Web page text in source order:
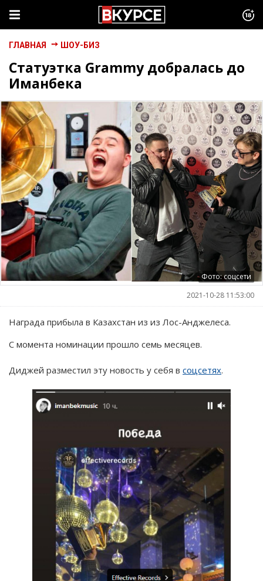
ГЛАВНАЯ ШОУ-БИЗ
Статуэтка Grammy добралась до
Иманбека
Фото: соцсети
2021-10-28 11:53:00
Награда прибыла в Казахстан из из Лос-Анджелеса.
С момента номинации прошло семь месяцев.
Диджей разместил эту новость у себя в соцсетях.